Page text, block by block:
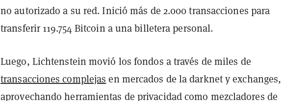
no autorizado a su red. Inició más de 2.000 transacciones para
transferir 119.754 Bitcoin a una billetera personal.
Luego, Lichtenstein movió los fondos a través de miles de
transacciones complejas en mercados de la darknet y exchanges,
aprovechando herramientas de privacidad como mezcladores de